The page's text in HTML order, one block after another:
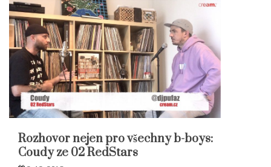
Rozhovor nejen pro všechny b-boys:
Coudy ze 02 RedStars